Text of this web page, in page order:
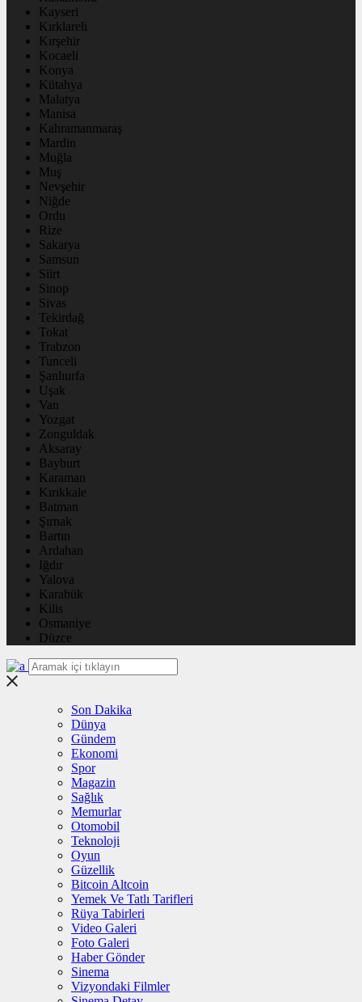
Kayseri
Kırklareli
Kırşehir
Kocaeli
Konya
Kütahya
Malatya
Manisa
Kahramanmaraş
Mardin
Muğla
Muş
Nevşehir
Niğde
Ordu
Rize
Sakarya
Samsun
Siirt
Sinop
Sivas
Tekirdağ
Tokat
Trabzon
Tunceli
Şanlıurfa
Uşak
Van
Yozgat
Zonguldak
Aksaray
Bayburt
Karaman
Kırıkkale
Batman
Şırnak
Bartın
Ardahan
Iğdır
Yalova
Karabük
Kilis
Osmaniye
Düzce
Son Dakika
Dünya
Gündem
Ekonomi
Spor
Magazin
Sağlık
Memurlar
Otomobil
Teknoloji
Oyun
Güzellik
Bitcoin Altcoin
Yemek Ve Tatlı Tarifleri
Rüya Tabirleri
Video Galeri
Foto Galeri
Haber Gönder
Sinema
Vizyondaki Filmler